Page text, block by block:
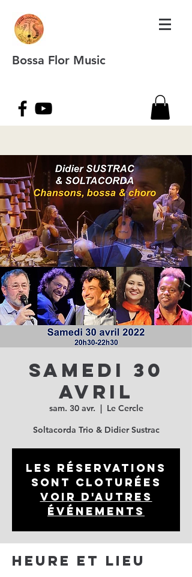
Bossa Flor Music
Samedi 30
avril
sam. 30 avr.
  |
Le Cercle
Soltacorda Trio & Didier Sustrac
Les réservations
sont cloturées
Voir d'autres
événements
Heure et lieu